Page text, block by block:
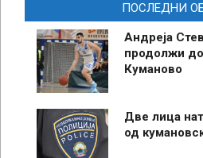
ПОСЛЕДНИ
Андреја
продолжи
Куманово
Две лица
од